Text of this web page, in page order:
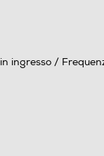
ingresso /